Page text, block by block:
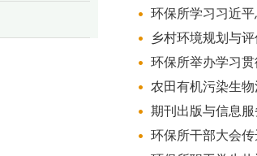
环保所学习习近
乡村环境规划与
环保所举办学习
农田有机污染生
期刊出版与信息
环保所干部大会